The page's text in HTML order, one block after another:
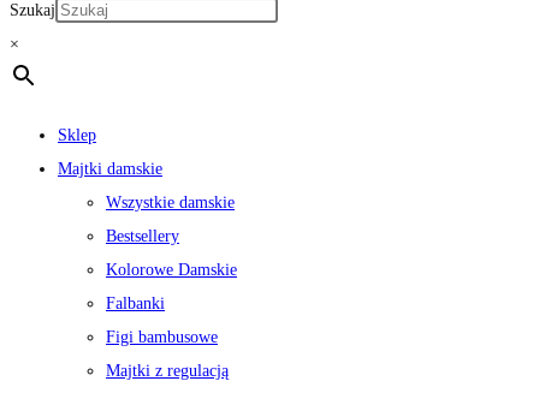
Szukaj
×
Sklep
Majtki damskie
Wszystkie damskie
Bestsellery
Kolorowe Damskie
Falbanki
Figi bambusowe
Majtki z regulacją